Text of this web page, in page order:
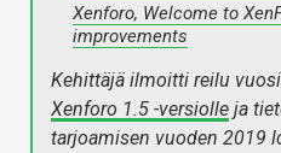
Xenforo, Welcome to
improvements
Kehittäjä ilmoitti reilu
Xenforo 1.5 -versiolle ja
tarjoamisen vuoden 2019